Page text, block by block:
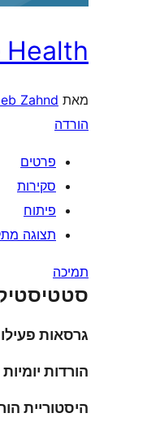
Health
מאת Zahnd
הורדה
פרטים
סקירות
פיתוח
תצוגה
תמיכה
גרסאות
הורדות יומיות
היסטוריית